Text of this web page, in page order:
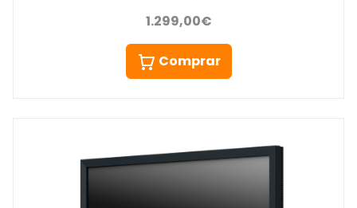
1.299,00€
Comprar